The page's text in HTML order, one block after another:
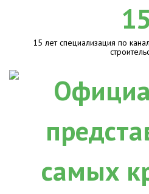
15
15 лет специализация по